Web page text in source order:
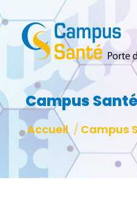
Campus
Vous êtes ici :
Accueil Campus